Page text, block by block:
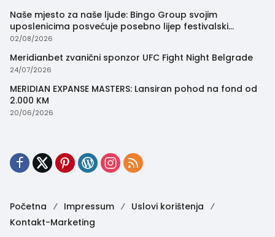
Naše mjesto za naše ljude: Bingo Group svojim
uposlenicima posvećuje posebno lijep festivalski
trenutak
02/08/2026
Meridianbet zvanični sponzor UFC Fight Night Belgrade
24/07/2026
MERIDIAN EXPANSE MASTERS: Lansiran pohod na fond od
2.000 KM
20/06/2026
Početna Impressum
Uslovi korištenja
Kontakt-Marketing